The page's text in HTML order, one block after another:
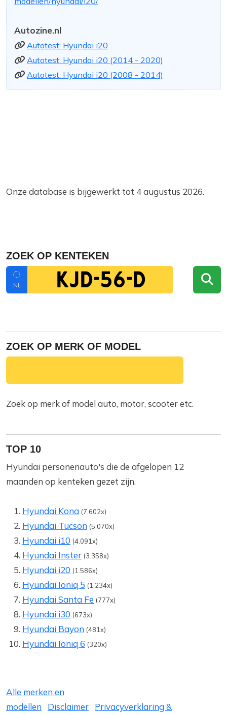
Autozine.nl
Autotest: Hyundai i20
Autotest: Hyundai i20 (2014 - 2020)
Autotest: Hyundai i20 (2008 - 2014)
Onze database is bijgewerkt tot 4 augustus 2026.
ZOEK OP KENTEKEN
NL
ZOEK OP MERK OF MODEL
Zoek op merk of model auto, motor, scooter etc.
TOP 10
Hyundai personenauto's die de afgelopen 12
maanden op kenteken gezet zijn.
Hyundai Kona (7.602x)
Hyundai Tucson (5.070x)
Hyundai i10 (4.091x)
Hyundai Inster (3.358x)
Hyundai i20 (1.586x)
Hyundai Ioniq 5 (1.234x)
Hyundai Santa Fe (777x)
Hyundai i30 (673x)
Hyundai Bayon (481x)
Hyundai Ioniq 6 (320x)
Alle merken en
modellen
Disclaimer Privacyverklaring &